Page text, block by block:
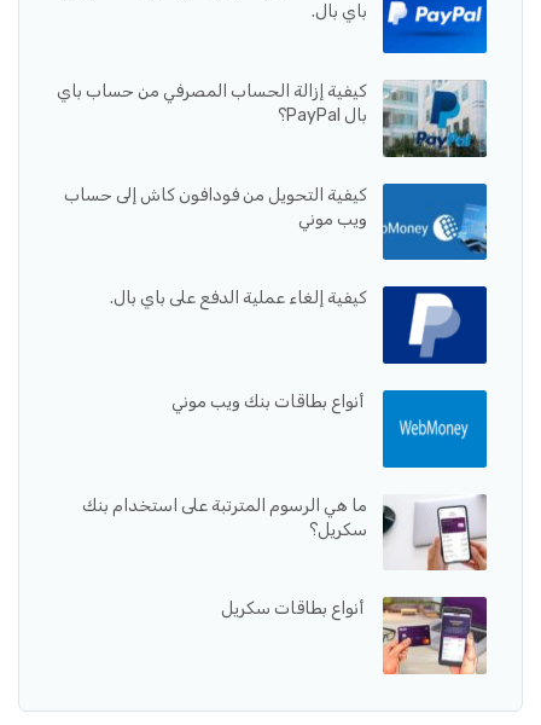
باي بال.
كيفية إزالة الحساب المصرفي من حساب باي
بال PayPal؟
كيفية التحويل من فودافون كاش إلى حساب
ويب موني
كيفية إلغاء عملية الدفع على باي بال.
أنواع بطاقات بنك ويب موني
ما هي الرسوم المترتبة على استخدام بنك
سكريل؟
أنواع بطاقات سكريل